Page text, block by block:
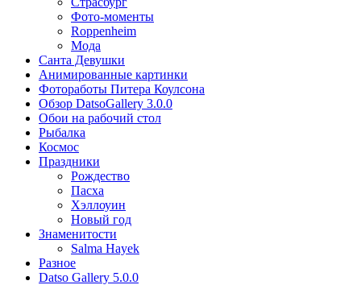
Фото-моменты
Roppenheim
Мода
Санта Девушки
Aнимированные картинки
Фотоработы Питера Коулсона
Обзор DatsoGallery 3.0.0
Обои на рабочий стол
Рыбалка
Космос
Праздники
Рождество
Пасха
Хэллоуин
Новый год
Знаменитости
Salma Hayek
Разное
Datso Gallery 5.0.0